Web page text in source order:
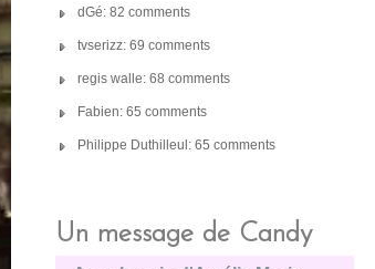
dGé: 82 comments
tvserizz: 69 comments
regis walle: 68 comments
Fabien: 65 comments
Philippe Duthilleul: 65 comments
Un message de Candy